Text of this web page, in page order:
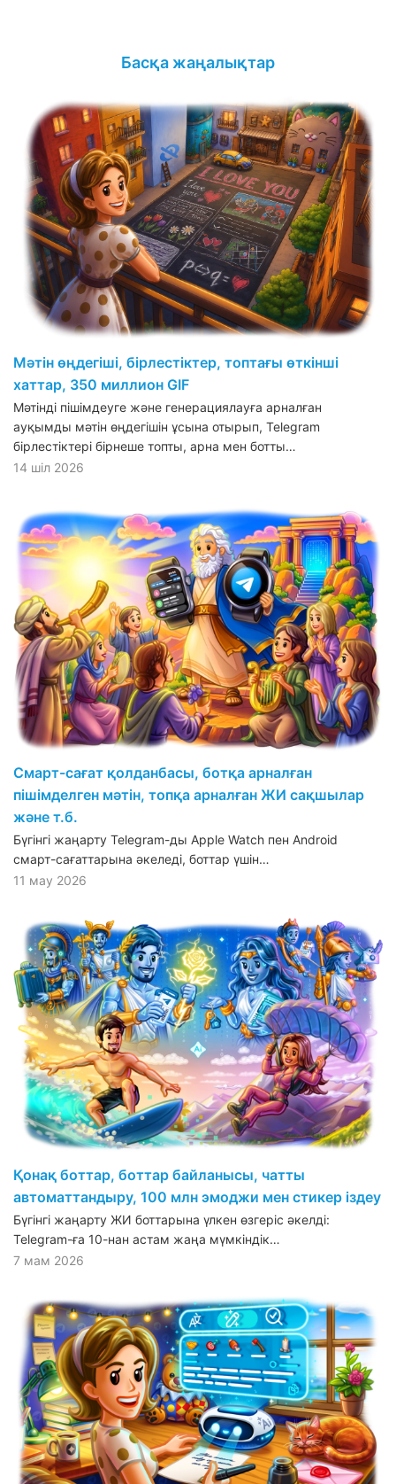
Басқа жаңалықтар
Мәтін өңдегіші, бірлестіктер, топтағы өткінші
хаттар, 350 миллион GIF
Мәтінді пішімдеуге және генерациялауға арналған
ауқымды мәтін өңдегішін ұсына отырып, Telegram
бірлестіктері бірнеше топты, арна мен ботты…
14 шіл 2026
Смарт-сағат қолданбасы, ботқа арналған
пішімделген мәтін, топқа арналған ЖИ сақшылар
және т.б.
Бүгінгі жаңарту Telegram-ды Apple Watch пен Android
смарт-сағаттарына әкеледі, боттар үшін…
11 мау 2026
Қонақ боттар, боттар байланысы, чатты
автоматтандыру, 100 млн эмоджи мен стикер іздеу
Бүгінгі жаңарту ЖИ боттарына үлкен өзгеріс әкелді:
Telegram-ға 10-нан астам жаңа мүмкіндік…
7 мам 2026